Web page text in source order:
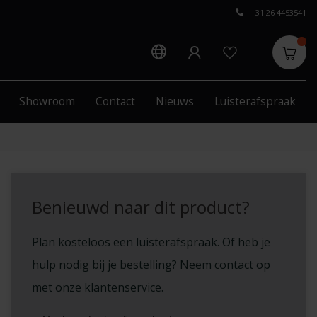
+31 26 4453541
Showroom Contact Nieuws Luisterafspraak
Benieuwd naar dit product?
Plan kosteloos een luisterafspraak. Of heb je
hulp nodig bij je bestelling? Neem contact op
met onze klantenservice.